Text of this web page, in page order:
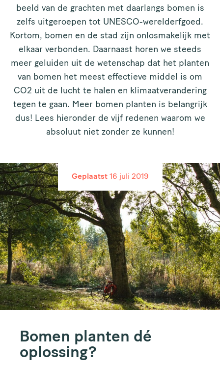
beeld van de grachten met daarlangs bomen is
zelfs uitgeroepen tot UNESCO-werelderfgoed.
Kortom, bomen en de stad zijn onlosmakelijk met
elkaar verbonden. Daarnaast horen we steeds
meer geluiden uit de wetenschap dat het planten
van bomen het meest effectieve middel is om
CO2 uit de lucht te halen en klimaatverandering
tegen te gaan. Meer bomen planten is belangrijk
dus! Lees hieronder de vijf redenen waarom we
absoluut niet zonder ze kunnen!
Geplaatst 16 juli 2019
Bomen planten dé
oplossing?